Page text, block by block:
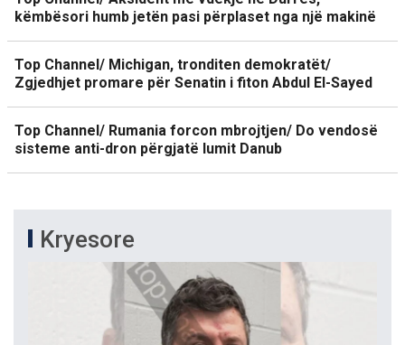
këmbësori humb jetën pasi përplaset nga një makinë
Top Channel/ Michigan, tronditen demokratët/
Zgjedhjet promare për Senatin i fiton Abdul El-Sayed
Top Channel/ Rumania forcon mbrojtjen/ Do vendosë
sisteme anti-dron përgjatë lumit Danub
Kryesore